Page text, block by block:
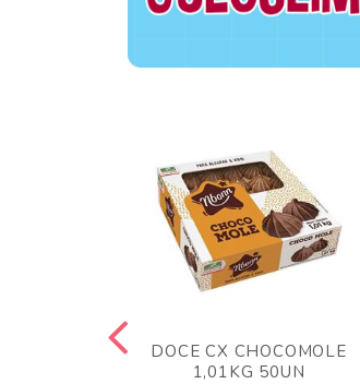
DOCE CX CHOCOMOLE
1,01KG 50UN